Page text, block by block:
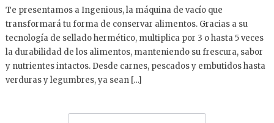
Te presentamos a Ingenious, la máquina de vacío que
transformará tu forma de conservar alimentos. Gracias a su
tecnología de sellado hermético, multiplica por 3 o hasta 5 veces
la durabilidad de los alimentos, manteniendo su frescura, sabor
y nutrientes intactos. Desde carnes, pescados y embutidos hasta
verduras y legumbres, ya sean […]